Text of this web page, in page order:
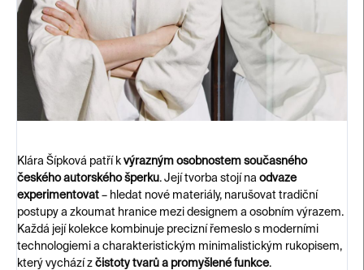
Klára Šípková patří k výrazným osobnostem současného
českého autorského šperku. Její tvorba stojí na odvaze
experimentovat – hledat nové materiály, narušovat tradiční
postupy a zkoumat hranice mezi designem a osobním výrazem.
Každá její kolekce kombinuje precizní řemeslo s moderními
technologiemi a charakteristickým minimalistickým rukopisem,
který vychází z čistoty tvarů a promyšlené funkce.